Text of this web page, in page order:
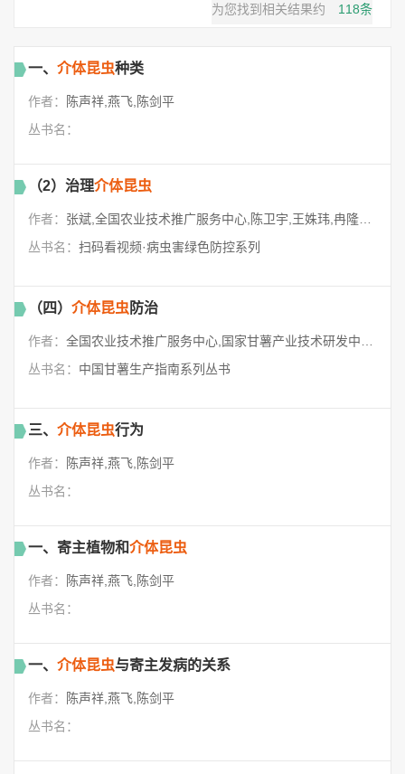
为您找到相关结果约 118条
一、 介体昆虫种类
作者：
陈声祥,燕飞,陈剑平
丛书名：
（2）治理介体昆虫
作者： 张斌,全国农业技术推广服务中心,陈卫宇,王姝玮,冉隆勋,王娟娟,丁昭斌,王姝玮,王娟娟,冉隆勋,任静,李莉,李涛,余江平,余杰颖,张斌,陈卫宇,耿坤,顾志英,蒋平,薛文鹏,张斌,耿坤,王姝玮,余杰颖,薛文鹏,李莉,王娟娟,冉隆勋,余江平,李涛,顾志英,陈卫宇,丁昭斌,任静,蒋平
丛书名： 扫码看视频·病虫害绿色防控系列
（四） 介体昆虫 防治
作者： 全国农业技术推广服务中心,国家甘薯产业技术研发中心,张振臣,陈书龙,贺娟,马代夫,谢逸萍,邱思鑫,梁健,冯宇鹏,马娟,马代夫,马居奎,王云鹏,王亚楠,王容燕,冯宇鹏,乔奇,刘中华,孙厚俊,李秀花,杨冬静,邱思鑫,张鸿,张成玲,张振臣,陈书龙,贺娟,秦艳红,高波,梁健,谢逸萍,马居奎,王容燕,田雨婷,刘中华,孙厚俊,杨冬静,邱思鑫,张成玲,张振臣,陈书龙,赵付枚,谢逸萍
丛书名： 中国甘薯生产指南系列丛书
三、 介体昆虫行为
作者：
陈声祥,燕飞,陈剑平
丛书名：
一、寄主植物和介体昆虫
作者：
陈声祥,燕飞,陈剑平
丛书名：
一、 介体昆虫与寄主发病的关系
作者：
陈声祥,燕飞,陈剑平
丛书名：